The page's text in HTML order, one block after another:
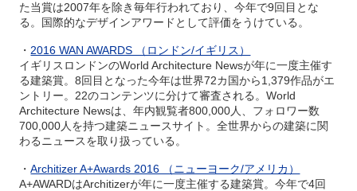
た当賞は2007年を除き毎年行われており、今年で9回目とな
る。国際的なデザインアワードとして評価をうけている。
・ 2016 WAN AWARDS （ロンドン/イギリス）
イギリスロンドンのWorld Architecture Newsが年に一度主催す
る建築賞。8回目となった今年は世界72カ国から1,379作品がエ
ントリー。22のコンテンツに分けて審査される。World
Architecture Newsは、年内観覧者800,000人、フォロワー数
700,000人を持つ建築ニュースサイト。全世界からの建築に関
わるニュースを取り扱っている。
・Architizer A+Awards 2016 （ニューヨーク/アメリカ）
A+AWARDはArchitizerが年に一度主催する建築賞。今年で4回